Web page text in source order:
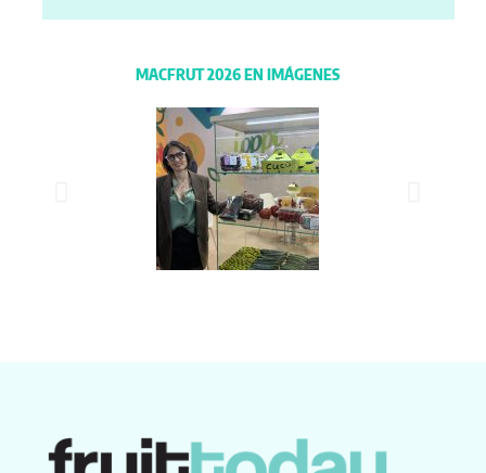
MACFRUT 2026 EN IMÁGENES